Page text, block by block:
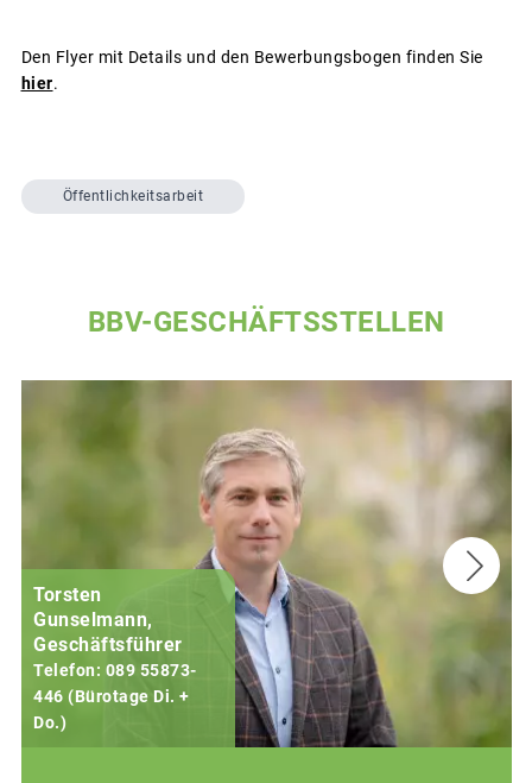
Den Flyer mit Details und den Bewerbungsbogen finden Sie
hier.
Öffentlichkeitsarbeit
BBV-GESCHÄFTSSTELLEN
Torsten
Gunselmann,
Geschäftsführer
Telefon: 089 55873-
446 (Bürotage Di. +
Do.)